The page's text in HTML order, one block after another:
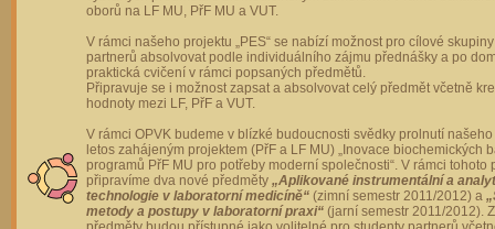
oborů na LF MU, PřF MU a VUT.
V rámci našeho projektu „PES“ se nabízí možnost pro cílové
partnerů absolvovat podle individuálního zájmu přednášky a po
praktická cvičení v rámci popsaných předmětů.
Připravuje se i možnost zapsat a absolvovat celý předmět včetně
hodnoty mezi LF, PřF a VUT.
V rámci OPVK budeme v blízké budoucnosti svědky prolnutí
letos zahájeným projektem (PřF a LF MU) „Inovace biochemických
programů PřF MU pro potřeby moderní společnosti“. V rámci tohoto
připravíme dva nové předměty „Aplikované instrumentální a
technologie v laboratorní medicíně“ (zimní semestr 2011/2012) a
metody a postupy v laboratorní praxi“ (jarní semestr 2011/2012).